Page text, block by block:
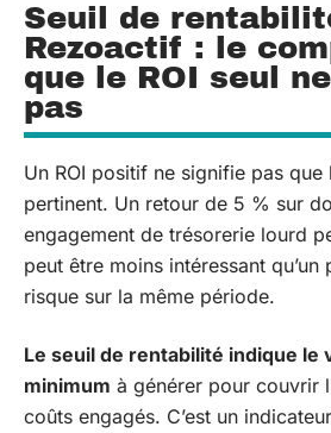
Seuil de
Rezoactif : le
que le ROI seul
pas
Un ROI positif ne signifie pas que
pertinent. Un retour de 5 % sur
engagement de trésorerie lourd
peut être moins intéressant qu’un
risque sur la même période.
Le seuil de rentabilité indique le
minimum à générer pour couvrir
coûts engagés. C’est un